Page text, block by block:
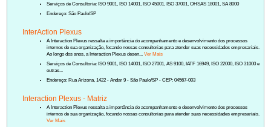
Serviços de Consultoria: ISO 9001, ISO 14001, ISO 45001, ISO 37001, OHSAS 18001, SA 8000
Endereço: São Paulo/SP
InterAction Plexus
A Interaction Plexus ressalta a importância do acompanhamento e desenvolvimento dos processos
internos de sua organização, focando nossas consultorias para atender suas necessidades empresariais.
Ao longo dos anos, a Interaction Plexus desen...Ver Mais
Serviços de Consultoria: ISO 9001, ISO 14001, ISO 27001, AS 9100, IATF 16949, ISO 22000, ISO 31000 e
outras...
Endereço: Rua Arizona, 1422 - Andar 9 - São Paulo/SP - CEP: 04567-003
Interaction Plexus - Matriz
A Interaction Plexus ressalta a importância do acompanhamento e desenvolvimento dos processos
internos de sua organização, focando nossas consultorias para atender suas necessidades empresariais.
Ver Mais